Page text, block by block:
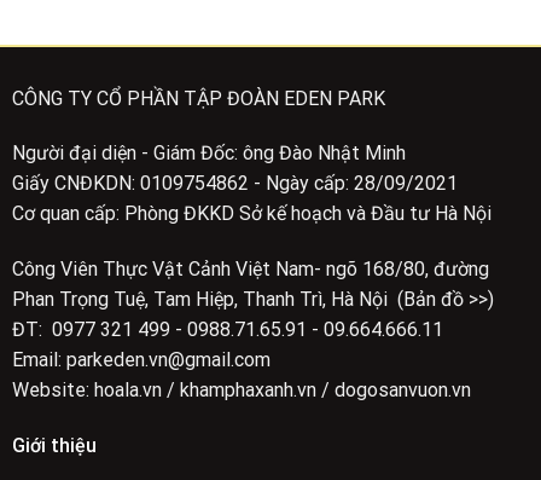
CÔNG TY CỔ PHẦN TẬP ĐOÀN EDEN PARK
Người đại diện - Giám Đốc: ông Đào Nhật Minh
Giấy CNĐKDN: 0109754862 - Ngày cấp: 28/09/2021
Cơ quan cấp: Phòng ĐKKD Sở kế hoạch và Đầu tư Hà Nội
Công Viên Thực Vật Cảnh Việt Nam- ngõ 168/80, đường
Phan Trọng Tuệ, Tam Hiệp, Thanh Trì, Hà Nội (Bản đồ >>)
ĐT: 0977 321 499 - 0988.71.65.91 - 09.664.666.11
Email: parkeden.vn@gmail.com
Website: hoala.vn / khamphaxanh.vn / dogosanvuon.vn
Giới thiệu